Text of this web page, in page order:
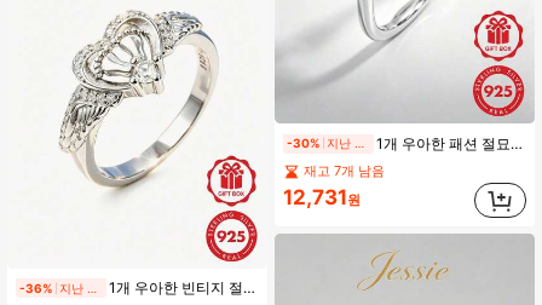
-36% 1개 우아한 빈티지 절묘한 빛나는 개인화된 925 실버 인공 발 발톱 하트 날개 디자인 반지, 여성의 일상, 데이트, 파티, 쇼케이스 장식품, 선물에 적합
-30% 1개 우아한 패션 절묘한 반짝이는 로맨틱 925 실버 큐빅 지르코니아 나비 조절 가능한 오픈 반지, 여성에게 이상적인 선물, 데이트, 파티 및 일상 착용에 적합
재고 7개 남음
12,731원